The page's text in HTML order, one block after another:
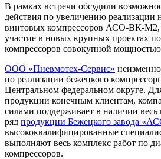
В рамках встречи обсудили
действия по увеличению реализации
винтовых компрессоров АСО-ВК-М2,
участие в новых крупных проектах
компрессоров совокупной
ООО «Пневмотех-Сервис»
по реализации бежецкого
Центральном федеральном округе.
продукции конечным клиентам,
силами поддерживает в наличии
ряд продукции Бежецкого завода
высококвалифицированные
выполняют весь комплекс работ по
компрессоров.